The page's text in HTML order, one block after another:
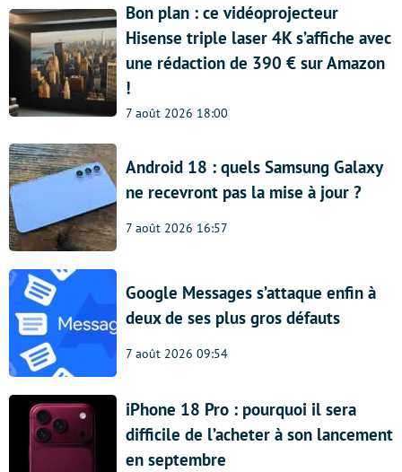
Bon plan : ce vidéoprojecteur
Hisense triple laser 4K s’affiche avec
une rédaction de 390 € sur Amazon
!
7 août 2026 18:00
Android 18 : quels Samsung Galaxy
ne recevront pas la mise à jour ?
7 août 2026 16:57
Google Messages s’attaque enfin à
deux de ses plus gros défauts
7 août 2026 09:54
iPhone 18 Pro : pourquoi il sera
difficile de l’acheter à son lancement
en septembre